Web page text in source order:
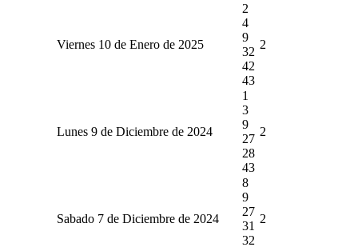
Viernes 10 de Enero de 2025
2
4
9
32
42
43
2
Lunes 9 de Diciembre de 2024
1
3
9
27
28
43
2
Sabado 7 de Diciembre de 2024
8
9
27
31
32
2